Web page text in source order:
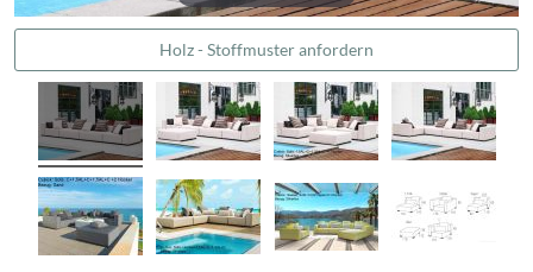
Holz - Stoffmuster anfordern